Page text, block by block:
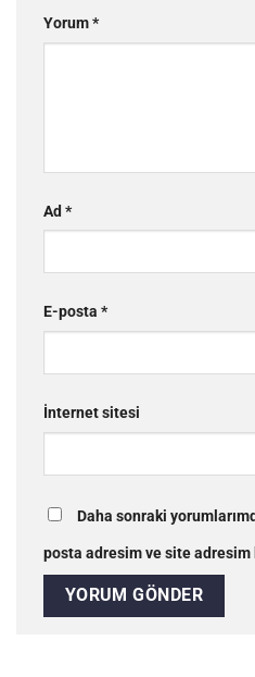
Yorum*
Ad *
E-posta *
İnternet sitesi
Daha sonraki
posta adresim ve site adresim